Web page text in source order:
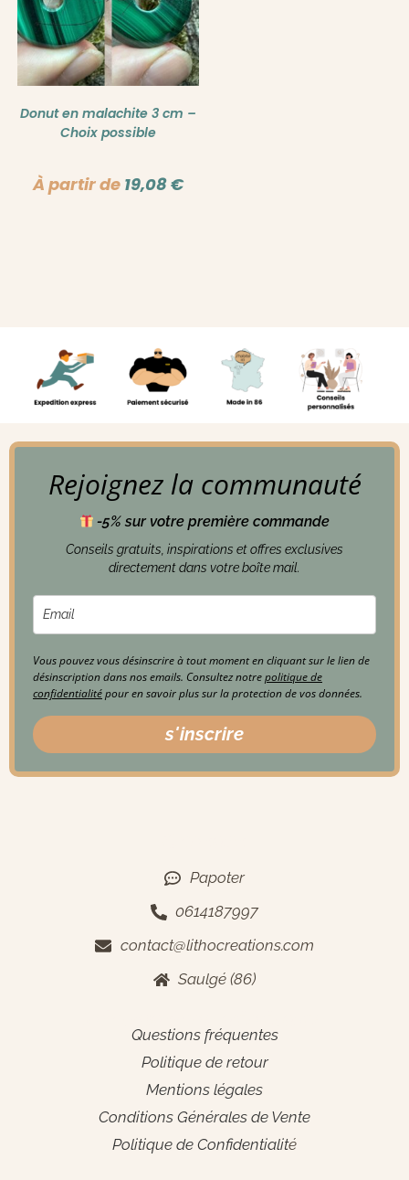
Donut en malachite 3 cm –
Choix possible
À partir de 19,08€
Rejoignez la communauté
-5% sur votre première commande
Conseils gratuits, inspirations et offres exclusives
directement dans votre boîte mail.
Vous pouvez vous désinscrire à tout moment en cliquant sur le lien de
désinscription dans nos emails. Consultez notrepolitique de
confidentialitépour en savoir plus sur la protection de vos données.
s'inscrire
Papoter
0614187997
contact@lithocreations.com
Saulgé (86)
Questions fréquentes
Politique de retour
Mentions légales
Conditions Générales de Vente
Politique de Confidentialité